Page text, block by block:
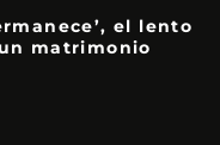
el lento
matrimonio